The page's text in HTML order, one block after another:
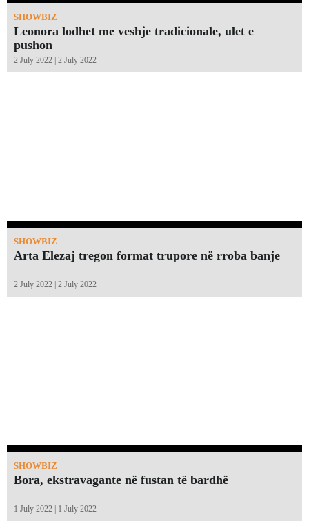
SHOWBIZ
Leonora lodhet me veshje tradicionale, ulet e
pushon
2 July 2022 | 2 July 2022
SHOWBIZ
Arta Elezaj tregon format trupore në rroba banje
2 July 2022 | 2 July 2022
SHOWBIZ
Bora, ekstravagante në fustan të bardhë
1 July 2022 | 1 July 2022